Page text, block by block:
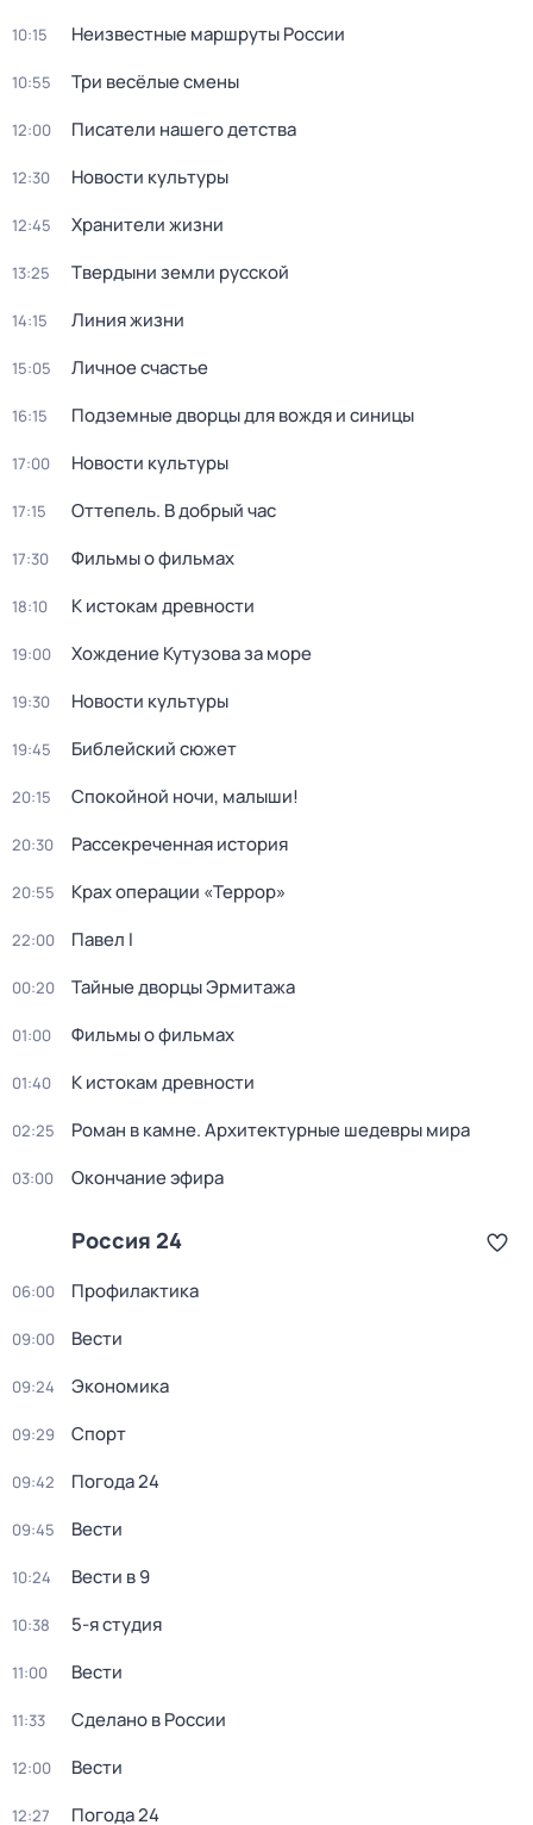
10:15 Неизвестные маршруты России
10:55 Три весёлые смены
12:00 Писатели нашего детства
12:30 Новости культуры
12:45 Хранители жизни
13:25 Твердыни земли русской
14:15 Линия жизни
15:05 Личное счастье
16:15 Подземные дворцы для вождя и синицы
17:00 Новости культуры
17:15 Оттепель. В добрый час
17:30 Фильмы о фильмах
18:10 К истокам древности
19:00 Хождение Кутузова за море
19:30 Новости культуры
19:45 Библейский сюжет
20:15 Спокойной ночи, малыши!
20:30 Рассекреченная история
20:55 Крах операции «Террор»
22:00 Павел I
00:20 Тайные дворцы Эрмитажа
01:00 Фильмы о фильмах
01:40 К истокам древности
02:25 Роман в камне. Архитектурные шедевры мира
03:00 Окончание эфира
Россия 24
06:00 Профилактика
09:00 Вести
09:24 Экономика
09:29 Спорт
09:42 Погода 24
09:45 Вести
10:24 Вести в 9
10:38 5-я студия
11:00 Вести
11:33 Сделано в России
12:00 Вести
12:27 Погода 24